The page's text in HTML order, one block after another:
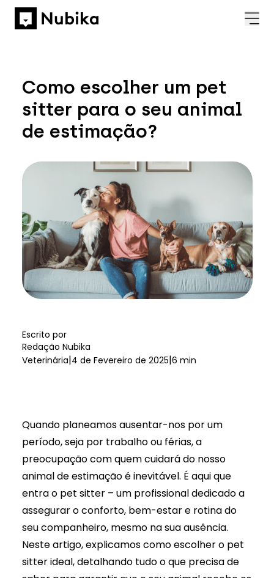
Como escolher um pet
sitter para o seu animal
de estimação?
Escrito por
Redação Nubika
Veterinária|4 de Fevereiro de 2025|6 min
Quando planeamos ausentar-nos por um
período, seja por trabalho ou férias, a
preocupação com quem cuidará do nosso
animal de estimação é inevitável. É aqui que
entra o pet sitter – um profissional dedicado a
assegurar o conforto, bem-estar e rotina do
seu companheiro, mesmo na sua ausência.
Neste artigo, explicamos como escolher o pet
sitter ideal, detalhando tudo o que precisa de